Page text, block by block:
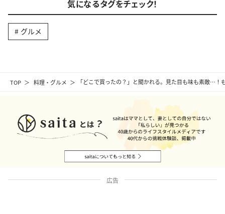
TOP 料理・グルメ 「どこで買ったの？」と聞かれる。見た目も味も素敵…！
気になるタグをチェック！
グルメ
広告